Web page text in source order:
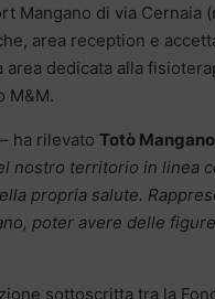
di via Cernaia
area reception e
dedicata alla
M&M.
– ha rilevato Totò Mangano
nostro territorio in linea
propria salute.
poter avere delle
sottoscritta tra la